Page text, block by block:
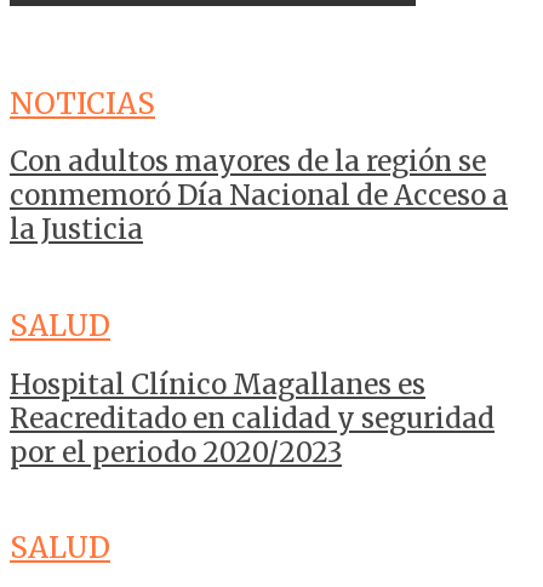
NOTICIAS
Con adultos mayores de la región se
conmemoró Día Nacional de Acceso a
la Justicia
SALUD
Hospital Clínico Magallanes es
Reacreditado en calidad y seguridad
por el periodo 2020/2023
SALUD